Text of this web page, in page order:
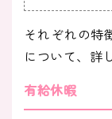
それぞれの特
について、詳
有給休暇